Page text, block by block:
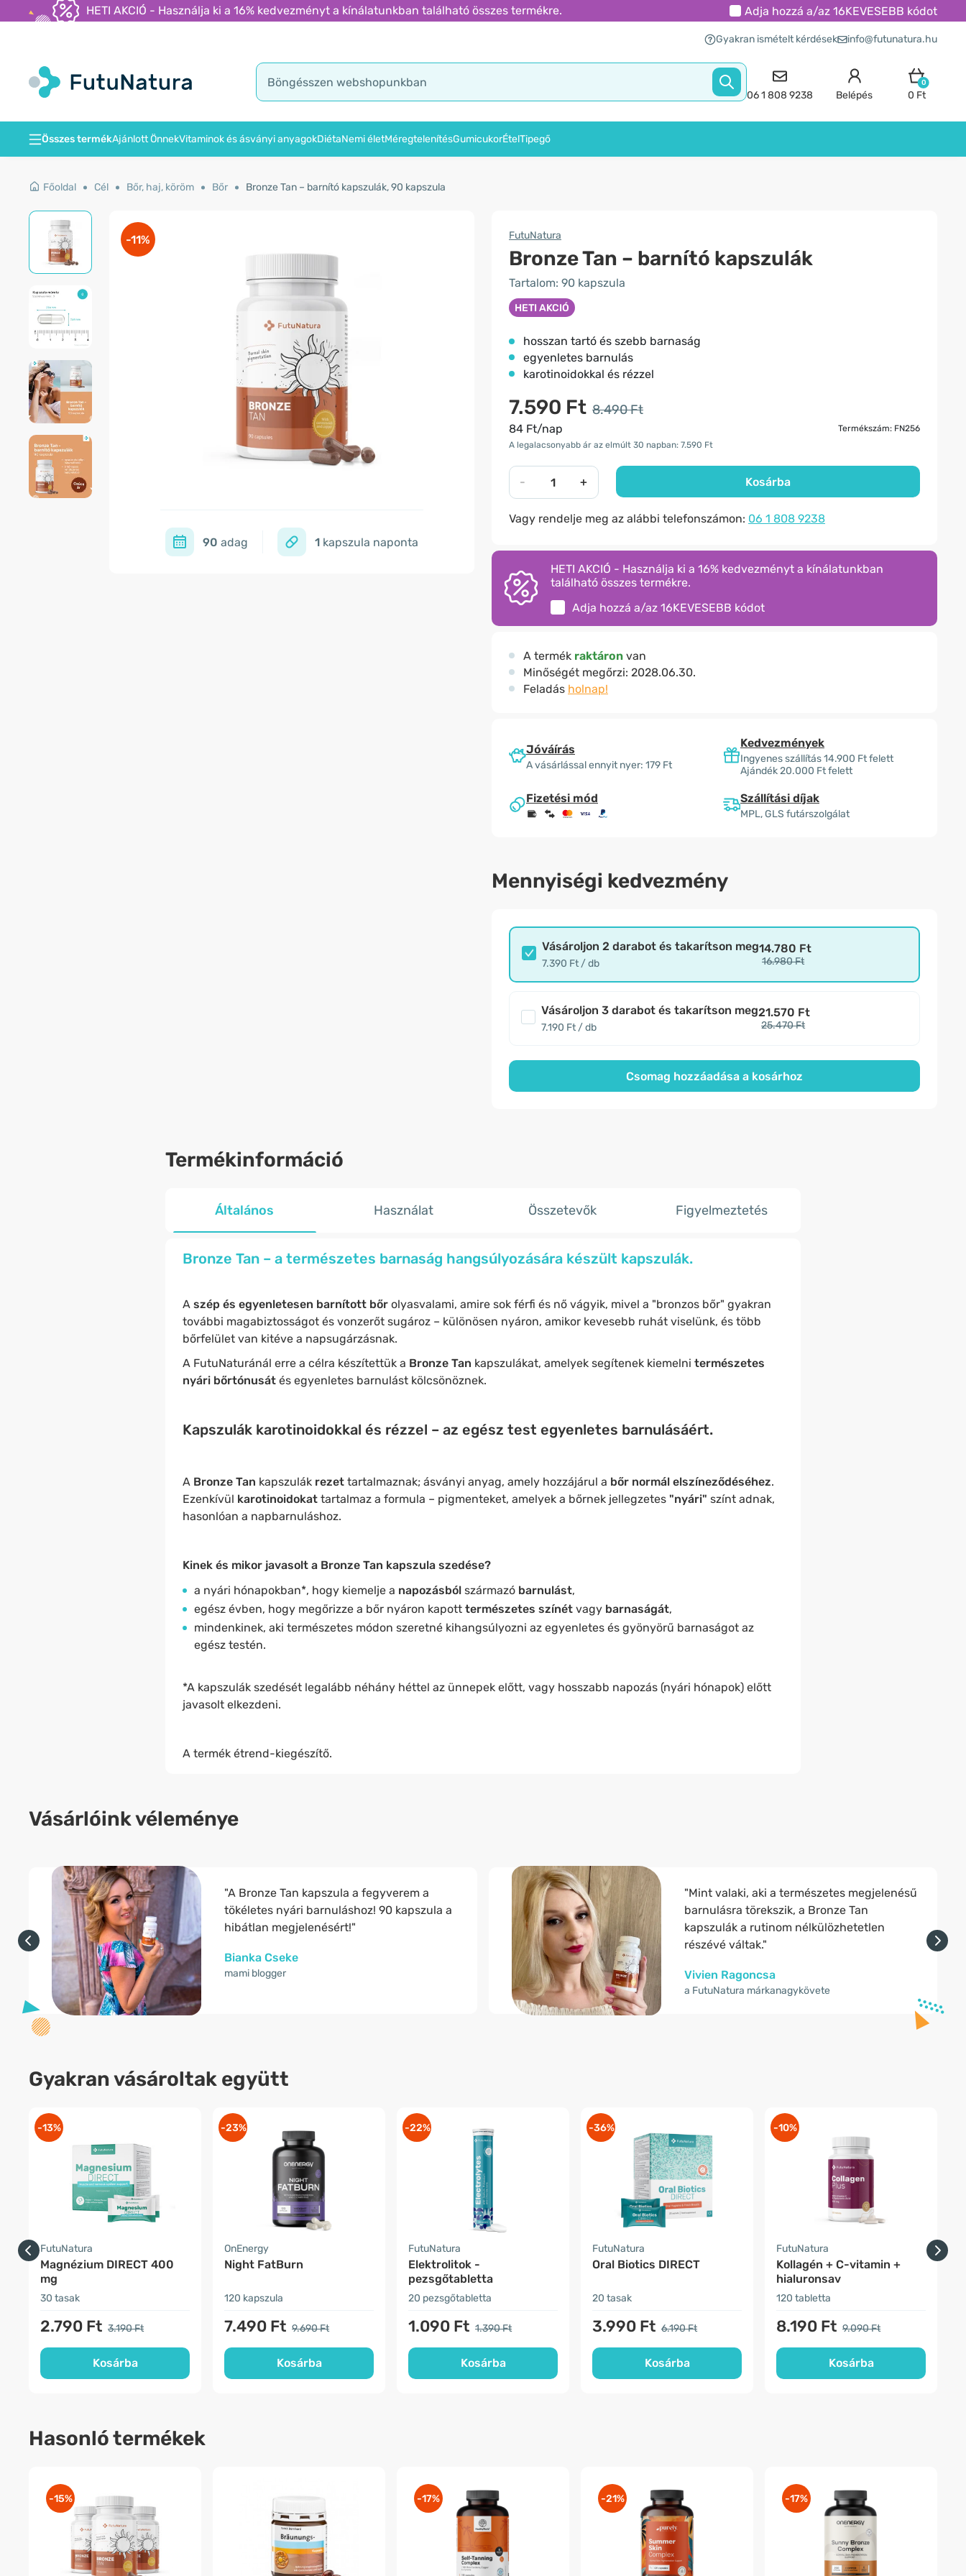
HETI AKCIÓ - Használja ki a 16% kedvezményt a kínálatunkban található összes termékre. Adja hozzá a/az 16KEVESEBB kódot
Gyakran ismételt kérdések info@futunatura.hu
06 1 808 9238 Belépés
0
0 Ft
Összes termékAjánlott ÖnnekVitaminok és ásványi anyagokDiétaNemi életMéregtelenítésGumicukorÉtelTipegő
Főoldal Cél Bőr, haj, köröm Bőr Bronze Tan – barnító kapszulák, 90 kapszula
-11%
90 adag 1 kapszula naponta
FutuNatura
Bronze Tan – barnító kapszulák
Tartalom: 90 kapszula
HETI AKCIÓ
hosszan tartó és szebb barnaság
egyenletes barnulás
karotinoidokkal és rézzel
7.590 Ft 8.490 Ft
84 Ft/nap
Termékszám: FN256
A legalacsonyabb ár az elmúlt 30 napban: 7.590 Ft
- + Kosárba
Vagy rendelje meg az alábbi telefonszámon: 06 1 808 9238
HETI AKCIÓ - Használja ki a 16% kedvezményt a kínálatunkban
található összes termékre.
Adja hozzá a/az 16KEVESEBB kódot
A termék raktáron van
Minőségét megőrzi: 2028.06.30.
Feladás holnap!
Jóváírás
A vásárlással ennyit nyer: 179 Ft
Kedvezmények
Ingyenes szállítás 14.900 Ft felett
Ajándék 20.000 Ft felett
Fizetési mód Szállítási díjak
MPL, GLS futárszolgálat
Mennyiségi kedvezmény
Vásároljon 2 darabot és takarítson meg
7.390 Ft / db
14.780 Ft
16.980 Ft
Vásároljon 3 darabot és takarítson meg
7.190 Ft / db
21.570 Ft
25.470 Ft
Csomag hozzáadása a kosárhoz
Termékinformáció
Általános Használat Összetevők Figyelmeztetés
Bronze Tan – a természetes barnaság hangsúlyozására készült kapszulák.
A szép és egyenletesen barnított bőr olyasvalami, amire sok férfi és nő vágyik, mivel a "bronzos bőr" gyakran
további magabiztosságot és vonzerőt sugároz – különösen nyáron, amikor kevesebb ruhát viselünk, és több
bőrfelület van kitéve a napsugárzásnak.
A FutuNaturánál erre a célra készítettük a Bronze Tan kapszulákat, amelyek segítenek kiemelni természetes
nyári bőrtónusát és egyenletes barnulást kölcsönöznek.
Kapszulák karotinoidokkal és rézzel – az egész test egyenletes barnulásáért.
A Bronze Tan kapszulák rezet tartalmaznak; ásványi anyag, amely hozzájárul a bőr normál elszíneződéséhez.
Ezenkívül karotinoidokat tartalmaz a formula – pigmenteket, amelyek a bőrnek jellegzetes "nyári" színt adnak,
hasonlóan a napbarnuláshoz.
Kinek és mikor javasolt a Bronze Tan kapszula szedése?
a nyári hónapokban*, hogy kiemelje a napozásból származó barnulást,
egész évben, hogy megőrizze a bőr nyáron kapott természetes színét vagy barnaságát,
mindenkinek, aki természetes módon szeretné kihangsúlyozni az egyenletes és gyönyörű barnaságot az
egész testén.
*A kapszulák szedését legalább néhány héttel az ünnepek előtt, vagy hosszabb napozás (nyári hónapok) előtt
javasolt elkezdeni.
A termék étrend-kiegészítő.
Vásárlóink véleménye
"A Bronze Tan kapszula a fegyverem a
tökéletes nyári barnuláshoz! 90 kapszula a
hibátlan megjelenésért!"
Bianka Cseke
mami blogger
"Mint valaki, aki a természetes megjelenésű
barnulásra törekszik, a Bronze Tan
kapszulák a rutinom nélkülözhetetlen
részévé váltak."
Vivien Ragoncsa
a FutuNatura márkanagykövete
Gyakran vásároltak együtt
-13%
FutuNatura
Magnézium DIRECT 400
mg
30 tasak
2.790 Ft 3.190 Ft
Kosárba
-23%
OnEnergy
Night FatBurn
120 kapszula
7.490 Ft 9.690 Ft
Kosárba
-22%
FutuNatura
Elektrolitok -
pezsgőtabletta
20 pezsgőtabletta
1.090 Ft 1.390 Ft
Kosárba
-36%
FutuNatura
Oral Biotics DIRECT
20 tasak
3.990 Ft 6.190 Ft
Kosárba
-10%
FutuNatura
Kollagén + C-vitamin +
hialuronsav
120 tabletta
8.190 Ft 9.090 Ft
Kosárba
Hasonló termékek
-15% -17% -21% -17%